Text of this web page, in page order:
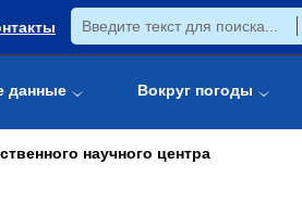
данные Вокруг погоды
научного центра